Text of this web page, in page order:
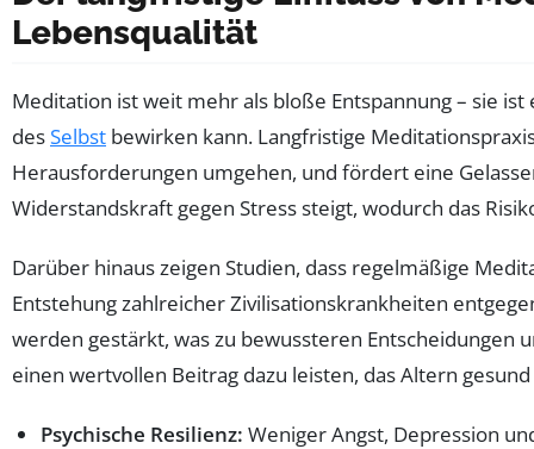
Lebensqualität
Meditation ist weit mehr als bloße Entspannung – sie
desSelbst bewirken kann. Langfristige
Herausforderungen umgehen, und fördert eine
Widerstandskraft gegen Stress steigt, wodurch das
Darüber hinaus zeigen Studien, dass regelmäßige
Entstehung zahlreicher Zivilisationskrankheiten
werden gestärkt, was zu bewussteren
einen wertvollen Beitrag dazu leisten, das Altern
Psychische Resilienz: Weniger Angst, Depression